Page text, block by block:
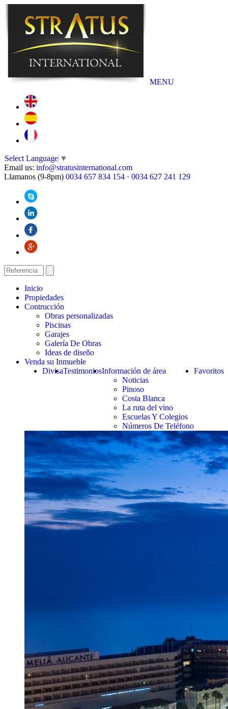
MENU
Select Language ▼
Email us: info@stratusinternational.com
Llamanos (9-8pm) 0034 657 834 154 · 0034 627 241 129
Inicio
Propiedades
Contrucción
Obras personalizadas
Piscinas
Garajes
Galería De Obras
Ideas de diseño
Venda su Inmueble
Favoritos
Información de área
Noticias
Pinoso
Costa Blanca
La ruta del vino
Escuelas Y Colegios
Números De Teléfono
Testimonios
Divisa